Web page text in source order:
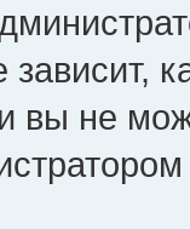
зависит,
вы не